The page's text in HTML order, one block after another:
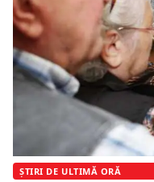
ȘTIRI DE ULTIMĂ ORĂ